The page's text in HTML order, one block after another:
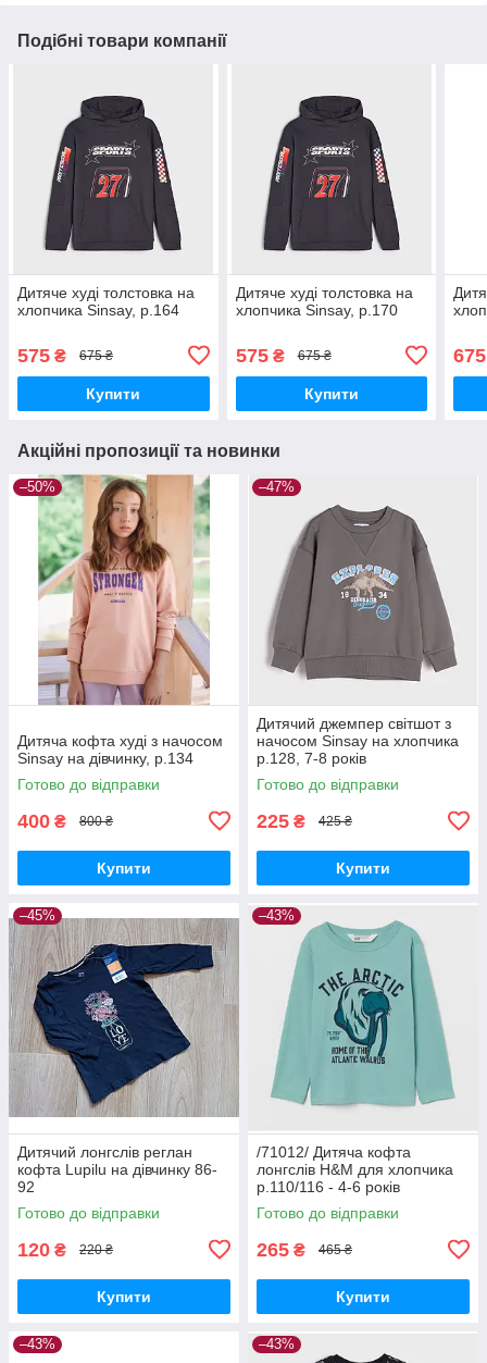
Подібні товари компанії
Дитяче худі толстовка на
хлопчика Sinsay, р.164
575 ₴ 675 ₴
Купити
Дитяче худі толстовка на
хлопчика Sinsay, р.170
575₴ 675 ₴
Купити
675
Акційні пропозиції та новинки
–50%
Дитяча кофта худі з начосом
Sinsay на дівчинку, р.134
Готово до відправки
400 ₴ 800 ₴
Купити
–47%
Дитячий джемпер світшот з
начосом Sinsay на хлопчика
р.128, 7-8 років
Готово до відправки
225 ₴ 425 ₴
Купити
–45%
Дитячий лонгслів реглан
кофта Lupilu на дівчинку 86-
92
Готово до відправки
120 ₴ 220 ₴
Купити
–43%
/71012/ Дитяча кофта
лонгслів H&M для хлопчика
р.110/116 - 4-6 років
Готово до відправки
265 ₴ 465 ₴
Купити
–43% –43%